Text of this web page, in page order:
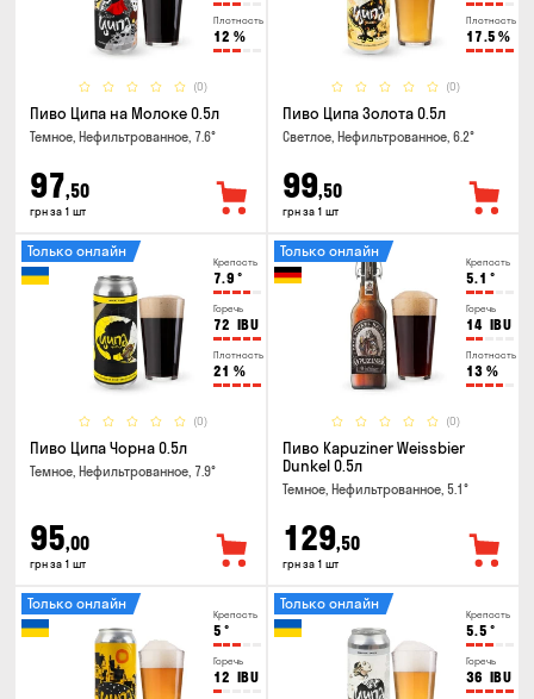
Плотность
12 %
(0)
Пиво Ципа на Молоке 0.5л
Темное, Нефильтрованное, 7.6°
97,50
грн за 1 шт
Плотность
17.5 %
(0)
Пиво Ципа Золота 0.5л
Светлое, Нефильтрованное, 6.2°
99,50
грн за 1 шт
Крепость
7.9 °
Горечь
72 IBU
Плотность
21 %
(0)
Только онлайн
Пиво Ципа Чорна 0.5л
Темное, Нефильтрованное, 7.9°
95,00
грн за 1 шт
Крепость
5.1 °
Горечь
14 IBU
Плотность
13 %
(0)
Только онлайн
Пиво Kapuziner Weissbier
Dunkel 0.5л
Темное, Нефильтрованное, 5.1°
129,50
грн за 1 шт
Крепость
5 °
Горечь
12 IBU
Только онлайн
Крепость
5.5 °
Горечь
36 IBU
Только онлайн